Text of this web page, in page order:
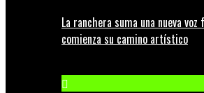
La ranchera suma una nueva voz
comienza su camino artístico